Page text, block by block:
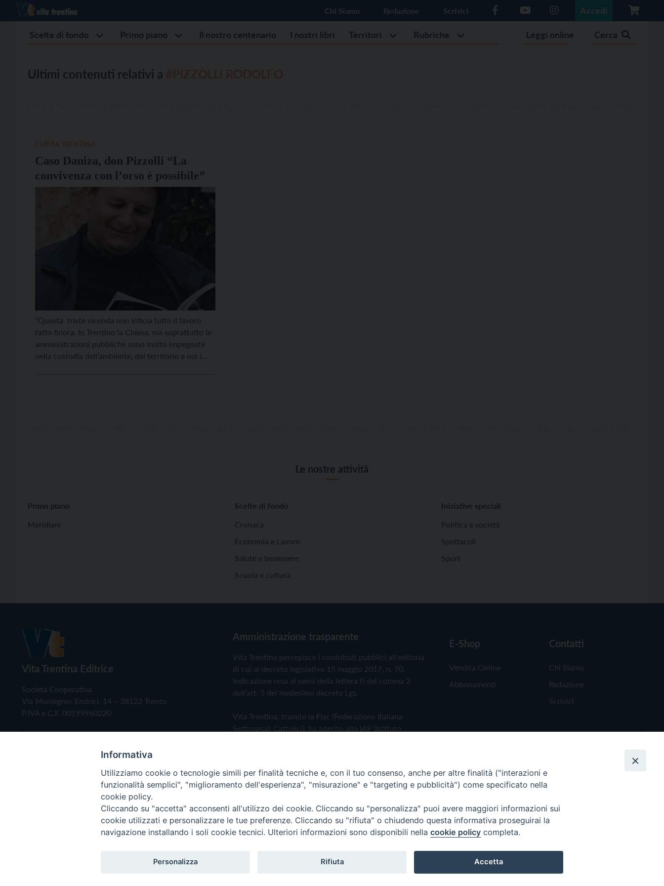
Chi Siamo Redazione Scrivici Accedi
Scelte di fondo Primo piano Il nostro centenario I nostri libri Territori Rubriche Leggi online Cerca
Ultimi contenuti relativi a
Caso Daniza, don Pizzolli “La
convivenza con l’orso è possibile”
“Questa triste vicenda non inficia tutto il lavoro
fatto finora. In Trentino la Chiesa, ma soprattutto le
amministrazioni pubbliche sono molto impegnate
nella custodia dell’ambiente, del territorio e noi i
Le nostre attività
Primo piano
Meridiani
Scelte di fondo
Cronaca
Economia e Lavoro
Salute e benessere
Scuola e cultura
Iniziative speciali
Politica e società
Spettacoli
Sport
Vita Trentina Editrice
Società Cooperativa
Via Monsignor Endrici, 14 – 38122 Trento
P.IVA e C.F. 00199960220
Amministrazione trasparente
Vita Trentina percepisce i contributi pubblici all'editoria
di cui al decreto legislativo 15 maggio 2017, n. 70.
Indicazione resa ai sensi della lettera f) del comma 2
dell'art. 5 del medesimo decreto Lgs.
Vita Trentina, tramite la Fisc (Federazione Italiana
Settimanali Cattolici), ha aderito allo IAP (Istituto
Privacy Policy Cookie Policy
E-Shop
Vendita Online
Abbonamenti
Contatti
Chi Siamo
Redazione
Scrivici
Copyright © 2019 - Tutti i diritti riservati - Vita Trentina Editrice
Informativa
Utilizziamo cookie o tecnologie simili per finalità tecniche e, con il tuo consenso, anche per altre finalità ("interazioni e
funzionalità semplici", "miglioramento dell'esperienza", "misurazione" e "targeting e pubblicità") come specificato nella
cookie policy.
Cliccando su "accetta" acconsenti all'utilizzo dei cookie. Cliccando su "personalizza" puoi avere maggiori informazioni sui
cookie utilizzati e personalizzare le tue preferenze. Cliccando su "rifiuta" o chiudendo questa informativa proseguirai la
navigazione installando i soli cookie tecnici. Ulteriori informazioni sono disponibili nella cookie policy completa.
Personalizza Rifiuta Accetta